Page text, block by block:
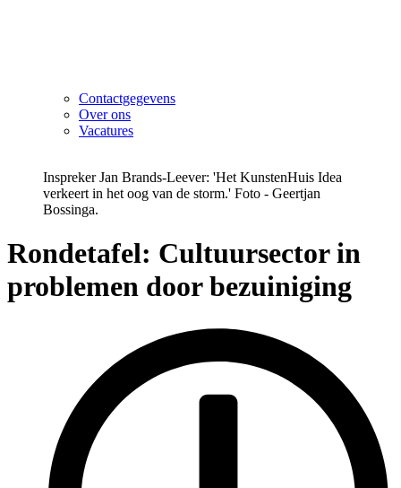
Contactgegevens
Over ons
Vacatures
Inspreker Jan Brands-Leever: 'Het KunstenHuis Idea
verkeert in het oog van de storm.' Foto - Geertjan
Bossinga.
Rondetafel: Cultuursector in
problemen door bezuiniging